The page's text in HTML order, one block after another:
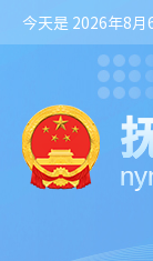
今天是 2026年8月